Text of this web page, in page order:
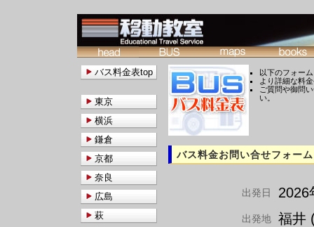
以下のフォー
より詳細な料
ご質問や御問
い。
バス料金お問い合せフォーム
出発日 2026
出発地 福井
バス料金表top
東京
横浜
鎌倉
京都
奈良
広島
萩